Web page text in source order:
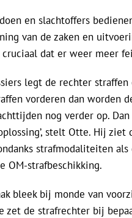
en slachtoffers
van de zaken en
dat er weer meer
legt de rechter
vorderen dan
nog verder op.
stelt Otte. Hij
strafmodaliteiten
OM-strafbeschikking.
bleek bij monde van
zet de strafrechter bij